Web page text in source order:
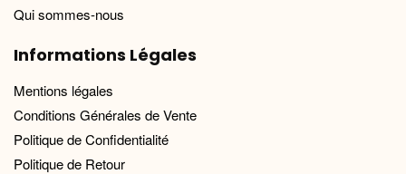
Qui sommes-nous
Informations Légales
Mentions légales
Conditions Générales de Vente
Politique de Confidentialité
Politique de Retour